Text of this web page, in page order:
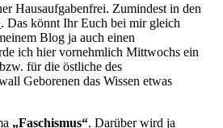
Hausaufgabenfrei. Zumindest in den
. Das könnt Ihr Euch bei mir gleich
Blog ja auch einen
ich hier vornehmlich Mittwochs ein
für die östliche des
Geborenen das Wissen etwas
„Faschismus“. Darüber wird ja